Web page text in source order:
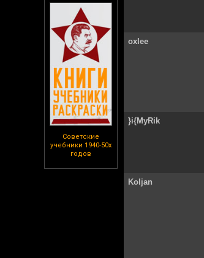
Советские
учебники 1940-50х
годов
oxlee
}i{MyRik
Koljan